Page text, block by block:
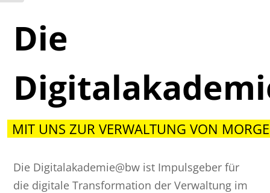
Die
MIT UNS ZUR VERWALTUNG VON
Die Digitalakademie@bw ist Impulsgeber für
die digitale Transformation der Verwaltung im